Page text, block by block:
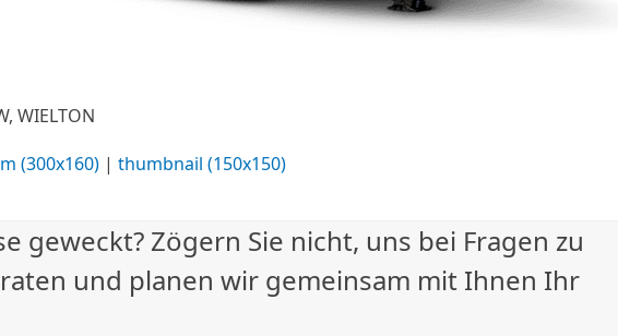
WIELTON
(300x160) |thumbnail (150x150)
geweckt? Zögern Sie nicht, uns bei Fragen zu
und planen wir gemeinsam mit Ihnen Ihr